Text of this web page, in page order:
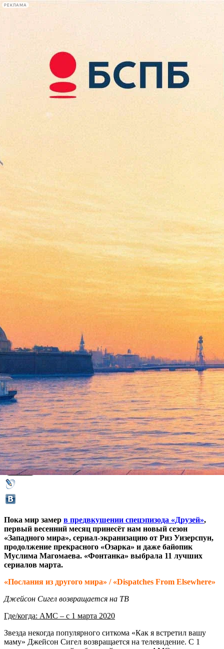
РЕКЛАМА
Сегодня:
2026.08.07
09:59
Афиша Plus
11 главных сериалов марта:
выбор «Фонтанки»
02 марта 2020,14:09 Версия для печати
Пока мир замер в предвкушении спецэпизода «Друзей»,
первый весенний месяц принесёт нам новый сезон
«Западного мира», сериал-экранизацию от Риз Уизерспун,
продолжение прекрасного «Озарка» и даже байопик
Муслима Магомаева. «Фонтанка» выбрала 11 лучших
сериалов марта.
«Послания из другого мира» / «Dispatches From Elsewhere»
Джейсон Сигел возвращается на ТВ
Где/когда: AMC – с 1 марта 2020
Звезда некогда популярного ситкома «Как я встретил вашу
маму» Джейсон Сигел возвращается на телевидение. С 1